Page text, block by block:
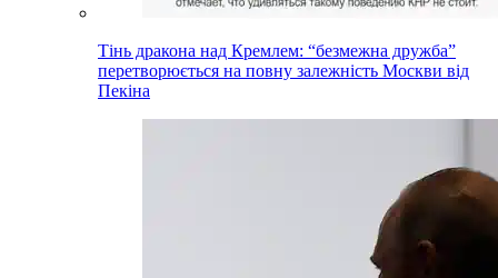
Тінь дракона над Кремлем: “безмежна дружба”
перетворюється на повну залежність Москви від
Пекіна